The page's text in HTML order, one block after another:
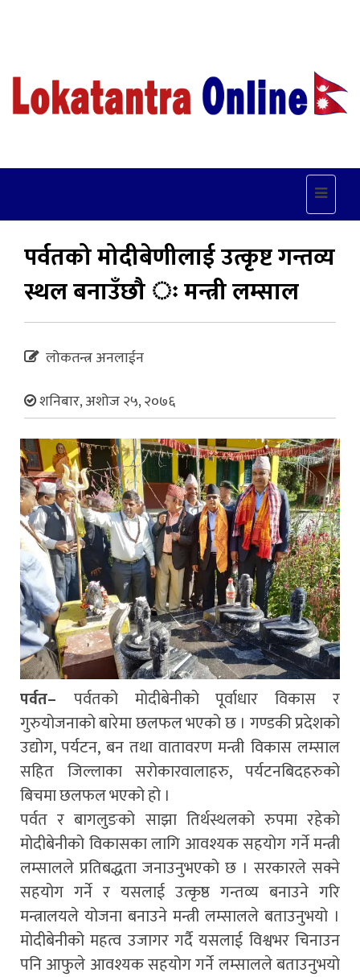
Toggle
पर्वतको मोदीबेणीलाई उत्कृष्ट गन्तव्य
स्थल बनाउँछौ ः मन्त्री लम्साल
लोकतन्त्र अनलाईन
शनिबार, अशोज २५, २०७६
पर्वत– पर्वतको मोदीबेनीको पूर्वाधार विकास र
गुरुयोजनाको बारेमा छलफल भएको छ । गण्डकी प्रदेशको
उद्योग, पर्यटन, बन तथा वातावरण मन्त्री विकास लम्साल
सहित जिल्लाका सरोकारवालाहरु, पर्यटनबिदहरुको
बिचमा छलफल भएको हो ।
पर्वत र बागलुङको साझा तिर्थस्थलको रुपमा रहेको
मोदीबेनीको विकासका लागि आवश्यक सहयोग गर्ने मन्त्री
लम्सालले प्रतिबद्धता जनाउनुभएको छ । सरकारले सक्ने
सहयोग गर्ने र यसलाई उत्कृष्ठ गन्तव्य बनाउने गरि
मन्त्रालयले योजना बनाउने मन्त्री लम्सालले बताउनुभयो ।
मोदीबेनीको महत्व उजागर गर्दै यसलाई विश्वभर चिनाउन
पनि आफुले आवश्यक सहयोग गर्ने लम्सालले बताउनुभयो